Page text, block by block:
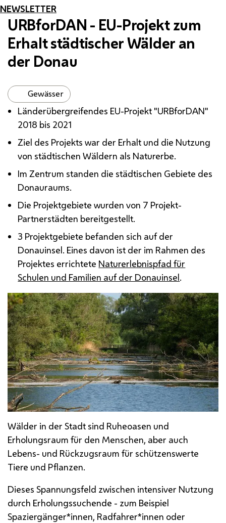
NEWSLETTER
URBforDAN - EU-Projekt zum
Erhalt städtischer Wälder an
der Donau
Gewässer
Länderübergreifendes EU-Projekt "URBforDAN"
2018 bis 2021
Ziel des Projekts war der Erhalt und die Nutzung
von städtischen Wäldern als Naturerbe.
Im Zentrum standen die städtischen Gebiete des
Donauraums.
Die Projektgebiete wurden von 7 Projekt-
Partnerstädten bereitgestellt.
3 Projektgebiete befanden sich auf der
Donauinsel. Eines davon ist der im Rahmen des
Projektes errichtete Naturerlebnispfad für
Schulen und Familien auf der Donauinsel.
Wälder in der Stadt sind Ruheoasen und
Erholungsraum für den Menschen, aber auch
Lebens- und Rückzugsraum für schützenswerte
Tiere und Pflanzen.
Dieses Spannungsfeld zwischen intensiver Nutzung
durch Erholungssuchende - zum Beispiel
Spaziergänger*innen, Radfahrer*innen oder